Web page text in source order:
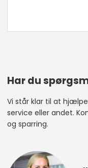
Har du
Vi står klar til at
service eller andet.
og sparring.